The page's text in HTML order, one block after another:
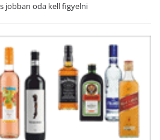
jobban oda kell figyelni